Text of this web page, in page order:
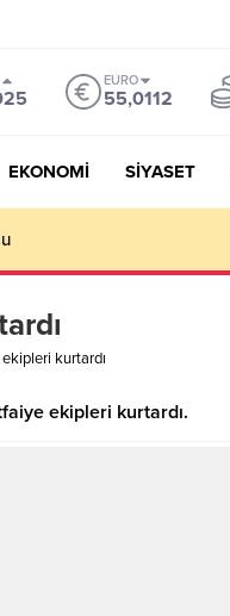
EURO
55,0112
EKONOMİ SİYASET
kurtardı
ekipleri kurtardı.